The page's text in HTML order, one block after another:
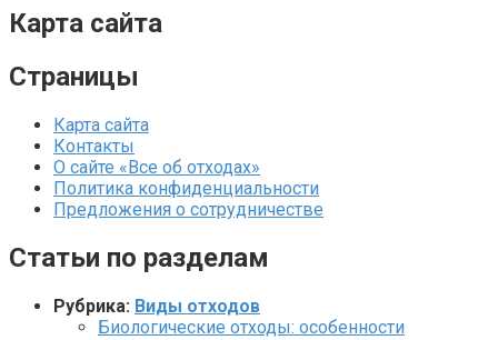
Карта сайта
Страницы
Карта сайта
Контакты
О сайте «Все об отходах»
Политика конфиденциальности
Предложения о сотрудничестве
Статьи по разделам
Рубрика: Виды отходов
Биологические отходы: особенности